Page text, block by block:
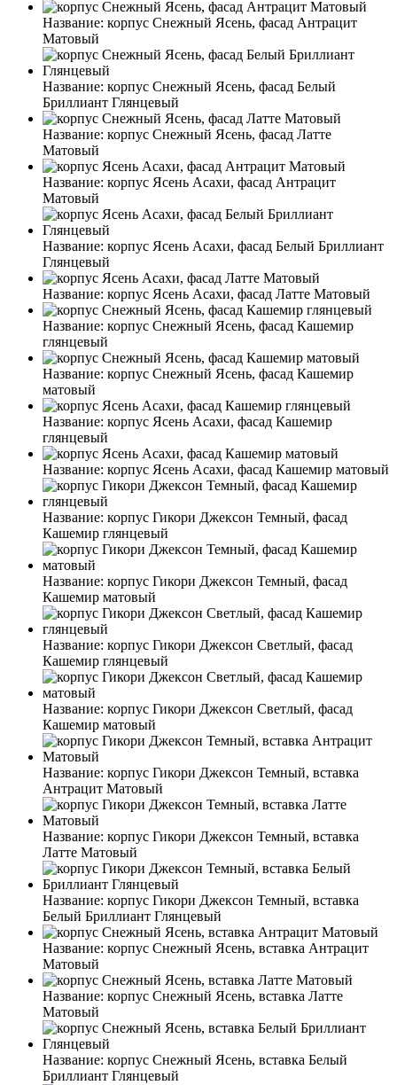
Название: корпус Снежный Ясень, фасад Антрацит
Матовый
Название: корпус Снежный Ясень, фасад Белый
Бриллиант Глянцевый
Название: корпус Снежный Ясень, фасад Латте
Матовый
Название: корпус Ясень Асахи, фасад Антрацит
Матовый
Название: корпус Ясень Асахи, фасад Белый Бриллиант
Глянцевый
Название: корпус Ясень Асахи, фасад Латте Матовый
Название: корпус Снежный Ясень, фасад Кашемир
глянцевый
Название: корпус Снежный Ясень, фасад Кашемир
матовый
Название: корпус Ясень Асахи, фасад Кашемир
глянцевый
Название: корпус Ясень Асахи, фасад Кашемир матовый
Название: корпус Гикори Джексон Темный, фасад
Кашемир глянцевый
Название: корпус Гикори Джексон Темный, фасад
Кашемир матовый
Название: корпус Гикори Джексон Светлый, фасад
Кашемир глянцевый
Название: корпус Гикори Джексон Светлый, фасад
Кашемир матовый
Название: корпус Гикори Джексон Темный, вставка
Антрацит Матовый
Название: корпус Гикори Джексон Темный, вставка
Латте Матовый
Название: корпус Гикори Джексон Темный, вставка
Белый Бриллиант Глянцевый
Название: корпус Снежный Ясень, вставка Антрацит
Матовый
Название: корпус Снежный Ясень, вставка Латте
Матовый
Название: корпус Снежный Ясень, вставка Белый
Бриллиант Глянцевый